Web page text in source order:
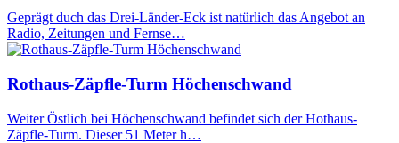
Geprägt duch das Drei-Länder-Eck ist natürlich das Angebot an
Radio, Zeitungen und Fernse…
Rothaus-Zäpfle-Turm Höchenschwand
Weiter Östlich bei Höchenschwand befindet sich der Hothaus-
Zäpfle-Turm. Dieser 51 Meter h…